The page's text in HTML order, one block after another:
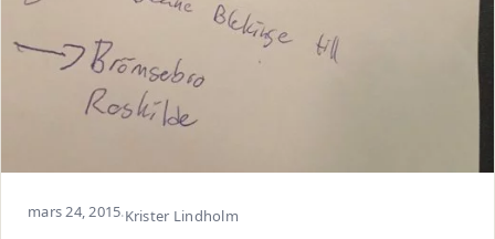
mars 24, 2015·Krister Lindholm